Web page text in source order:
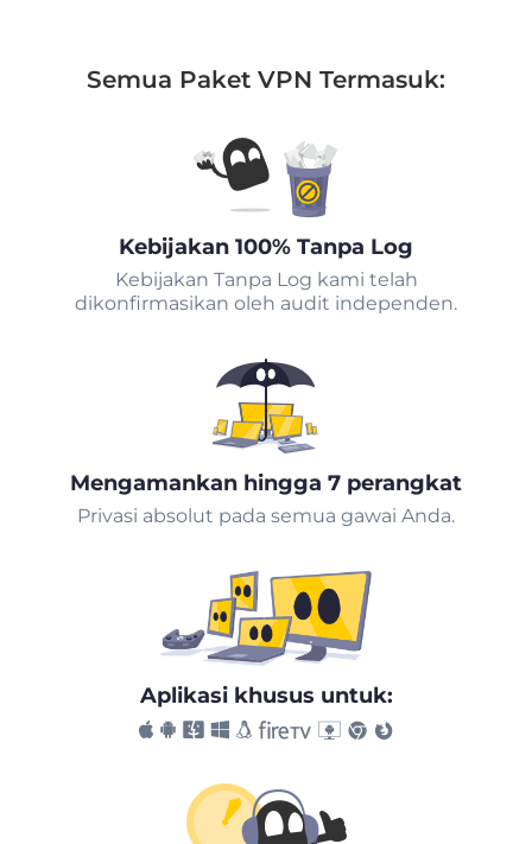
Semua Paket VPN Termasuk:
Kebijakan 100% Tanpa Log
Kebijakan Tanpa Log kami telah
dikonfirmasikan oleh audit independen.
Mengamankan hingga 7 perangkat
Privasi absolut pada semua gawai Anda.
Aplikasi khusus untuk: